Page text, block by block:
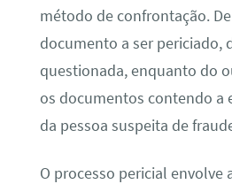
método de confrontação.
documento a ser periciado,
questionada, enquanto do
os documentos contendo a
da pessoa suspeita de
O processo pericial envolve